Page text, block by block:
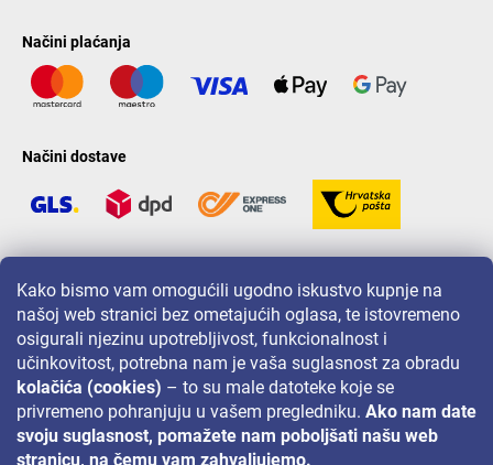
Kako bismo vam omogućili ugodno iskustvo kupnje na
našoj web stranici bez ometajućih oglasa, te istovremeno
osigurali njezinu upotrebljivost, funkcionalnost i
učinkovitost, potrebna nam je vaša suglasnost za obradu
kolačića (cookies) – to su male datoteke koje se
privremeno pohranjuju u vašem pregledniku. Ako nam date
svoju suglasnost, pomažete nam poboljšati našu web
stranicu, na čemu vam zahvaljujemo.
Načini plaćanja
Načini dostave
Za akcije, nagradne igre i popuste pratite nas na: